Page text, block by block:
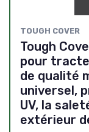
TOUGH COVER
Tough
pour
de qualité
universel,
UV, la
extérieur